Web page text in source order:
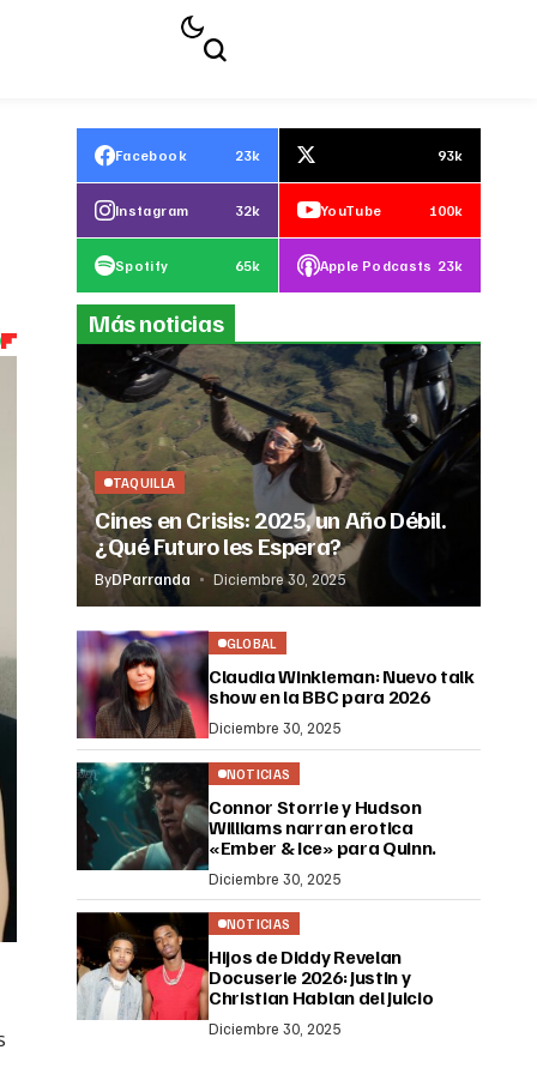
Facebook 23k 93k
Instagram 32k YouTube 100k
Spotify 65k Apple Podcasts 23k
Más noticias
TAQUILLA
Cines en Crisis: 2025, un Año Débil.
¿Qué Futuro les Espera?
ByDParranda Diciembre 30, 2025
GLOBAL
Claudia Winkleman: Nuevo talk
show en la BBC para 2026
Diciembre 30, 2025
NOTICIAS
Connor Storrie y Hudson
Williams narran erotica
«Ember & Ice» para Quinn.
Diciembre 30, 2025
NOTICIAS
Hijos de Diddy Revelan
Docuserie 2026: Justin y
Christian Hablan del Juicio
Diciembre 30, 2025